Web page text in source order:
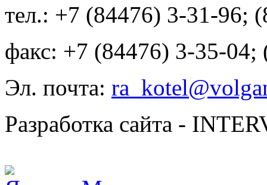
тел.: +7 (84476) 3-31-96;
факс: +7 (84476) 3-35-04;
Эл. почта:
Разработка сайта -